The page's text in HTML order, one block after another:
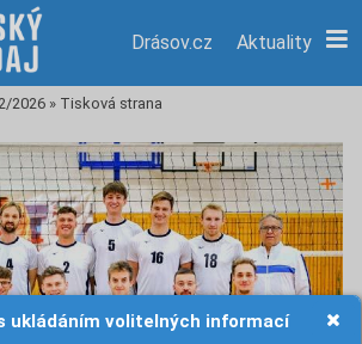
ukládáním volitelných informací
Drásov.cz Aktuality
2026 » Tisková strana